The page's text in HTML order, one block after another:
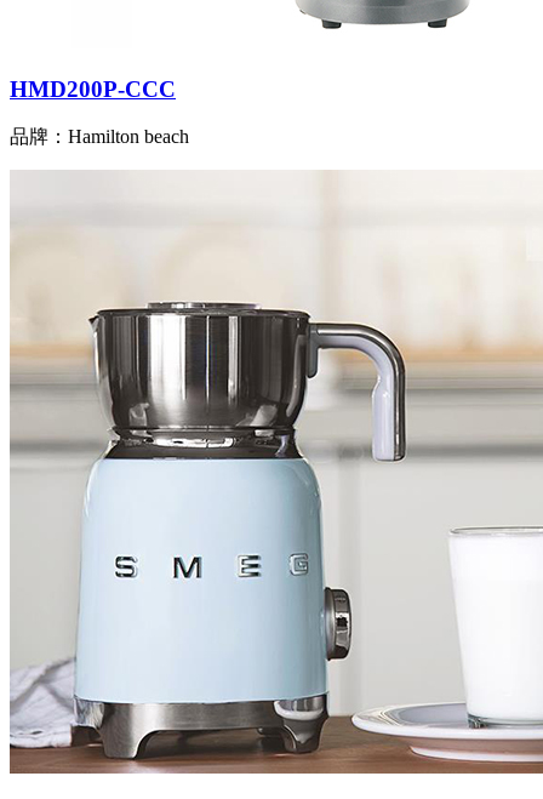
HMD200P-CCC
品牌：Hamilton beach